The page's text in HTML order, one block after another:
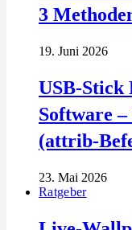
3
19. Juni 2026
USB-Stick
Software
(attrib-
23. Mai 2026
Ratgeber